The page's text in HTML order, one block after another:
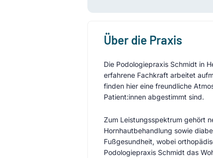
Über die Praxis
Die Podologiepraxis Schmidt in
erfahrene Fachkraft arbeitet
finden hier eine freundliche
Patient:innen abgestimmt sind.
Zum Leistungsspektrum gehört
Hornhautbehandlung sowie
Fußgesundheit, wobei
Podologiepraxis Schmidt das